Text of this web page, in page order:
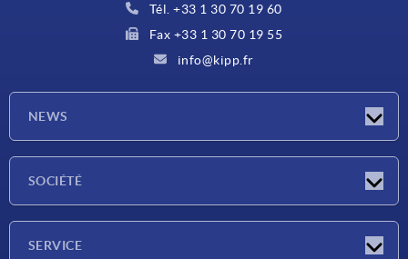
Tél. +33 1 30 70 19 60
Fax +33 1 30 70 19 55
info@kipp.fr
NEWS
SOCIÉTÉ
SERVICE